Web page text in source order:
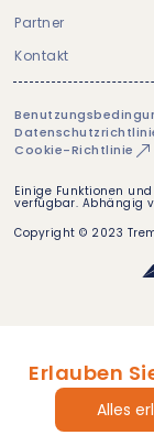
Erlauben
Alles
Partner
Kontakt
Cookie-Richtlinie
Einige Funktionen
verfügbar. Abhängig
Copyright © 2023